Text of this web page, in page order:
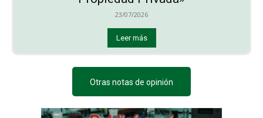
23/07/2026
Leer más
Otras notas de opinión